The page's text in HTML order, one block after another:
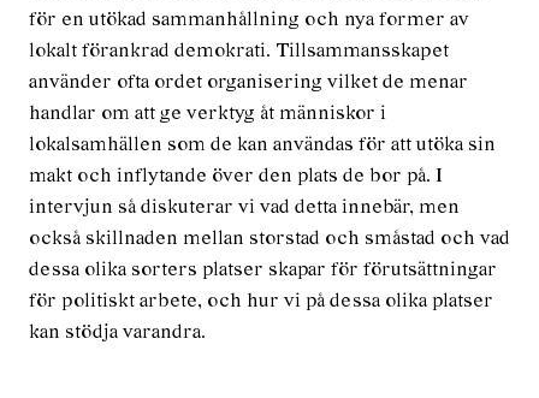
för en utökad sammanhållning och nya former av
lokalt förankrad demokrati. Tillsammansskapet
använder ofta ordet organisering vilket de menar
handlar om att ge verktyg åt människor i
lokalsamhällen som de kan användas för att utöka sin
makt och inflytande över den plats de bor på. I
intervjun så diskuterar vi vad detta innebär, men
också skillnaden mellan storstad och småstad och vad
dessa olika sorters platser skapar för förutsättningar
för politiskt arbete, och hur vi på dessa olika platser
kan stödja varandra.